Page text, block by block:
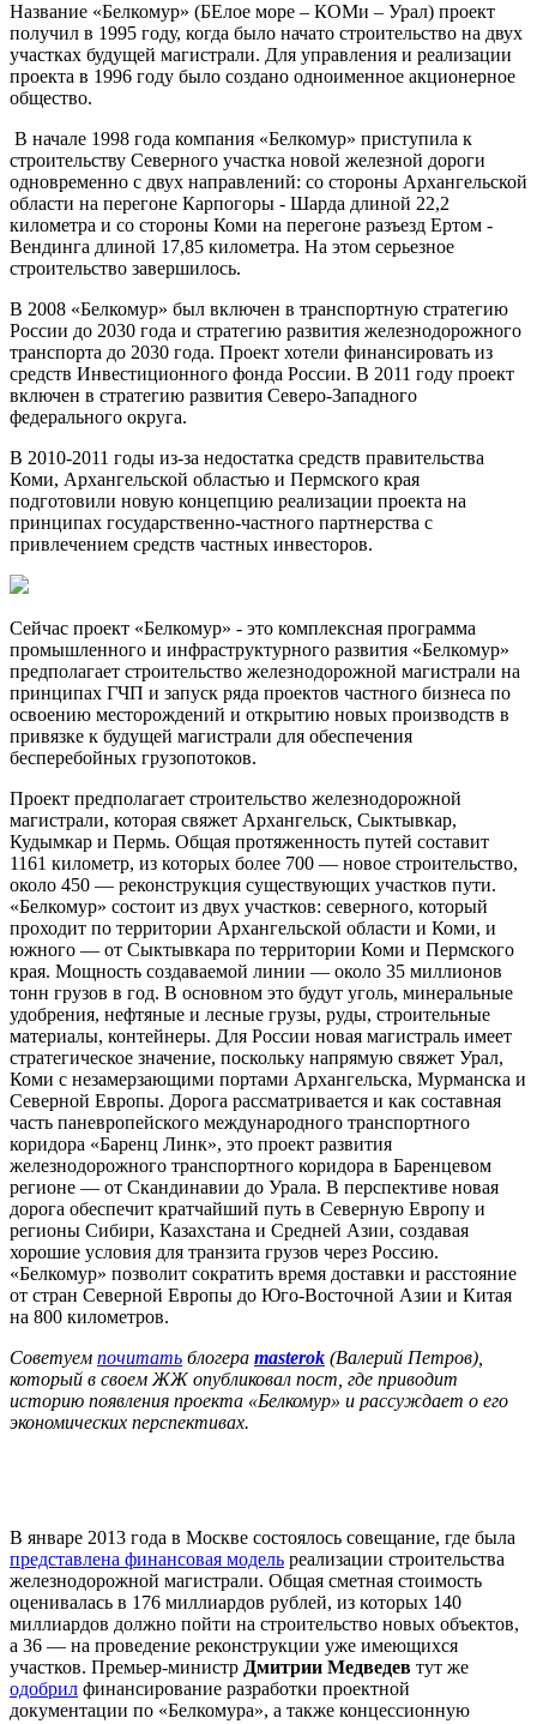
Название «Белкомур» (БЕлое море – КОМи – Урал) проект
получил в 1995 году, когда было начато строительство на двух
участках будущей магистрали. Для управления и реализации
проекта в 1996 году было создано одноименное акционерное
общество.
В начале 1998 года компания «Белкомур» приступила к
строительству Северного участка новой железной дороги
одновременно с двух направлений: со стороны Архангельской
области на перегоне Карпогоры - Шарда длиной 22,2
километра и со стороны Коми на перегоне разъезд Ертом -
Вендинга длиной 17,85 километра. На этом серьезное
строительство завершилось.
В 2008 «Белкомур» был включен в транспортную стратегию
России до 2030 года и стратегию развития железнодорожного
транспорта до 2030 года. Проект хотели финансировать из
средств Инвестиционного фонда России. В 2011 году проект
включен в стратегию развития Северо-Западного
федерального округа.
В 2010-2011 годы из-за недостатка средств правительства
Коми, Архангельской областью и Пермского края
подготовили новую концепцию реализации проекта на
принципах государственно-частного партнерства с
привлечением средств частных инвесторов.
Сейчас проект «Белкомур» - это комплексная программа
промышленного и инфраструктурного развития «Белкомур»
предполагает строительство железнодорожной магистрали на
принципах ГЧП и запуск ряда проектов частного бизнеса по
освоению месторождений и открытию новых производств в
привязке к будущей магистрали для обеспечения
бесперебойных грузопотоков.
Проект предполагает строительство железнодорожной
магистрали, которая свяжет Архангельск, Сыктывкар,
Кудымкар и Пермь. Общая протяженность путей составит
1161 километр, из которых более 700 — новое строительство,
около 450 — реконструкция существующих участков пути.
«Белкомур» состоит из двух участков: северного, который
проходит по территории Архангельской области и Коми, и
южного — от Сыктывкара по территории Коми и Пермского
края. Мощность создаваемой линии — около 35 миллионов
тонн грузов в год. В основном это будут уголь, минеральные
удобрения, нефтяные и лесные грузы, руды, строительные
материалы, контейнеры. Для России новая магистраль имеет
стратегическое значение, поскольку напрямую свяжет Урал,
Коми с незамерзающими портами Архангельска, Мурманска и
Северной Европы. Дорога рассматривается и как составная
часть паневропейского международного транспортного
коридора «Баренц Линк», это проект развития
железнодорожного транспортного коридора в Баренцевом
регионе — от Скандинавии до Урала. В перспективе новая
дорога обеспечит кратчайший путь в Северную Европу и
регионы Сибири, Казахстана и Средней Азии, создавая
хорошие условия для транзита грузов через Россию.
«Белкомур» позволит сократить время доставки и расстояние
от стран Северной Европы до Юго-Восточной Азии и Китая
на 800 километров.
Советуем почитать блогера masterok (Валерий Петров),
который в своем ЖЖ опубликовал пост, где приводит
историю появления проекта «Белкомур» и рассуждает о его
экономических перспективах.
В январе 2013 года в Москве состоялось совещание, где была
представлена финансовая модель реализации строительства
железнодорожной магистрали. Общая сметная стоимость
оценивалась в 176 миллиардов рублей, из которых 140
миллиардов должно пойти на строительство новых объектов,
а 36 — на проведение реконструкции уже имеющихся
участков. Премьер-министр Дмитрии Медведев тут же
одобрил финансирование разработки проектной
документации по «Белкомура», а также концессионную